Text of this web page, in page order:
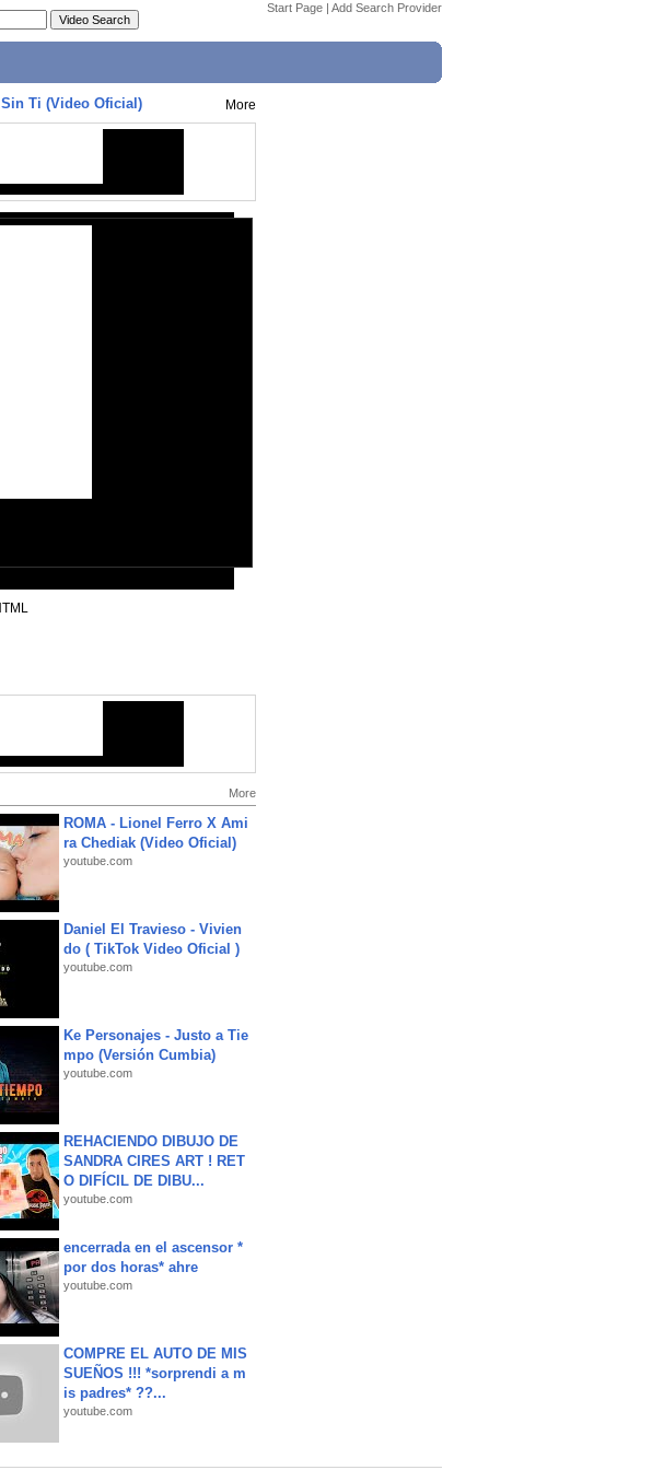
Start Page | Add Search Provider
Ti (Video Oficial) More
More
ROMA - Lionel Ferro X Ami
ra Chediak (Video Oficial)
youtube.com
Daniel El Travieso - Vivien
do ( TikTok Video Oficial )
youtube.com
Ke Personajes - Justo a Tie
mpo (Versión Cumbia)
youtube.com
REHACIENDO DIBUJO DE
SANDRA CIRES ART ! RET
O DIFÍCIL DE DIBU...
youtube.com
encerrada en el ascensor *
por dos horas* ahre
youtube.com
COMPRE EL AUTO DE MIS
SUEÑOS !!! *sorprendi a m
is padres* ??...
youtube.com